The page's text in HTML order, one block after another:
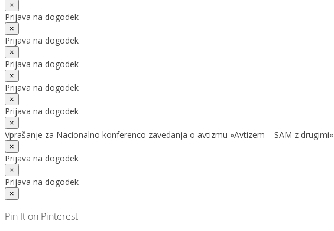
×
Prijava na dogodek
×
Prijava na dogodek
×
Prijava na dogodek
×
Prijava na dogodek
×
Prijava na dogodek
×
Vprašanje za Nacionalno konferenco zavedanja o avtizmu »Avtizem – SAM z drugimi«
×
Prijava na dogodek
×
Prijava na dogodek
×
Pin It on Pinterest